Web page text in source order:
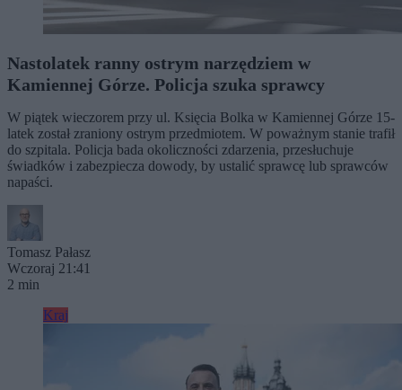
Nastolatek ranny ostrym narzędziem w
Kamiennej Górze. Policja szuka sprawcy
W piątek wieczorem przy ul. Księcia Bolka w Kamiennej Górze 15-
latek został zraniony ostrym przedmiotem. W poważnym stanie trafił
do szpitala. Policja bada okoliczności zdarzenia, przesłuchuje
świadków i zabezpiecza dowody, by ustalić sprawcę lub sprawców
napaści.
Tomasz Pałasz
Wczoraj 21:41
2 min
Kraj